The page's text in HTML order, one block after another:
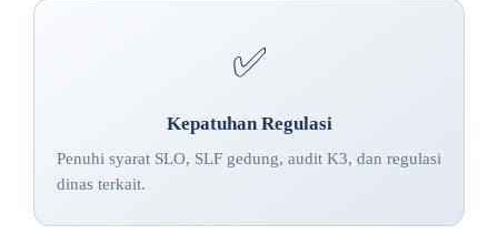
✅
Kepatuhan Regulasi
Penuhi syarat SLO, SLF gedung, audit K3, dan regulasi
dinas terkait.